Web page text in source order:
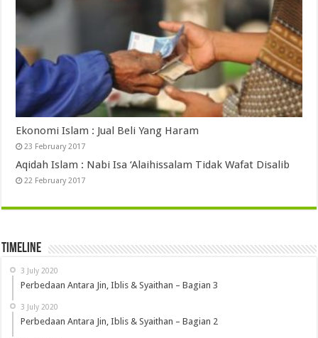
Ekonomi Islam : Jual Beli Yang Haram
23 February 2017
Aqidah Islam : Nabi Isa ‘Alaihissalam Tidak Wafat Disalib
22 February 2017
Timeline
3 July 2020
Perbedaan Antara Jin, Iblis & Syaithan – Bagian 3
3 July 2020
Perbedaan Antara Jin, Iblis & Syaithan – Bagian 2